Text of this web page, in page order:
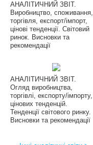
АНАЛІТИЧНИЙ ЗВІТ.
Виробництво, споживання,
торгівля, експорт/імпорт,
цінові тенденції. Світовий
ринок. Висновки та
рекомендації
АНАЛІТИЧНИЙ ЗВІТ.
Огляд виробництва,
торгівлі, експорту/імпорту,
цінових тенденцій.
Тенденції світового ринку.
Висновки та рекомендації